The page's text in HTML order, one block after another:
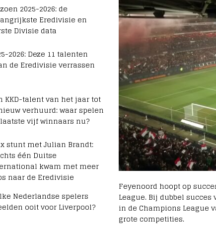
Feyenoord hoopt op
League. Bij dubbel
in de Champions League
grote competities.
2025-2026: de
Eredivisie en
Divisie data
2026: Deze 11 talenten
de Eredivisie verrassen
KKD-talent van het jaar tot
verhuurd: waar spelen
vijf winnaars nu?
stunt met Julian Brandt:
één Duitse
kwam met meer
naar de Eredivisie
Nederlandse spelers
ooit voor Liverpool?